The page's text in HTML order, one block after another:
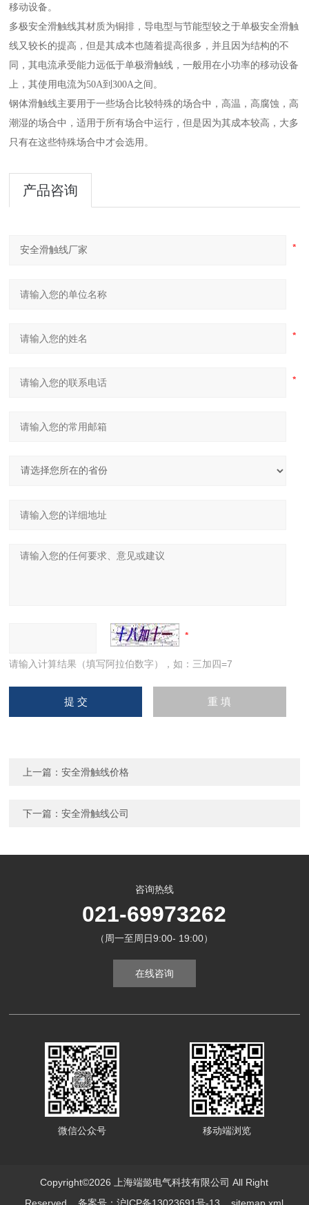
移动设备。
多极安全滑触线其材质为铜排，导电型与节能型较之于单极安全滑触
线又较长的提高，但是其成本也随着提高很多，并且因为结构的不
同，其电流承受能力远低于单极滑触线，一般用在小功率的移动设备
上，其使用电流为50A到300A之间。
钢体滑触线主要用于一些场合比较特殊的场合中，高温，高腐蚀，高
潮湿的场合中，适用于所有场合中运行，但是因为其成本较高，大多
只有在这些特殊场合中才会选用。
产品咨询
请输入计算结果（填写阿拉伯数字），如：三加四=7
上一篇：安全滑触线价格
下一篇：安全滑触线公司
咨询热线
021-69973262
（周一至周日9:00- 19:00）
在线咨询
微信公众号 移动端浏览
Copyright©2026 上海端懿电气科技有限公司 All Right